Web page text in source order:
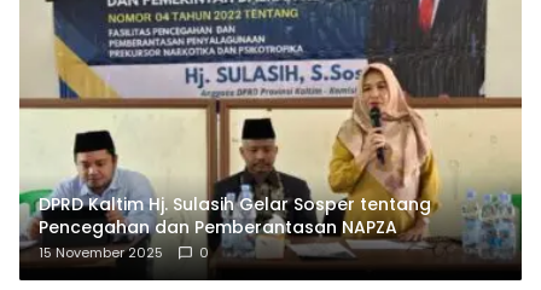
DPRD Kaltim Hj. Sulasih Gelar Sosper tentang
Pencegahan dan Pemberantasan NAPZA
15 November 2025 0